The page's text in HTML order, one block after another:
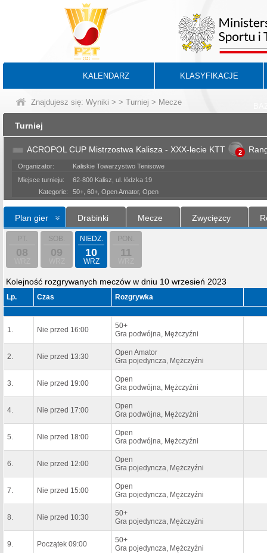
KALENDARZ KLASYFIKACJE
Znajdujesz się: Wyniki > > Turniej > Mecze
Turniej
ACROPOL CUP Mistrzostwa Kalisza - XXX-lecie KTT 2
Organizator:
Kaliskie Towarzystwo Tenisowe
Miejsce turnieju:
62-800 Kalisz, ul. łódzka 19
Kategorie:
50+, 60+, Open Amator, Open
Plan gier Drabinki Mecze Zwycięzcy
PT.
08
SOB.
09
NIEDZ.
10
WRZ
PON.
11
Kolejność rozgrywanych meczów w dniu 10 wrzesień 2023
Lp. Czas Rozgrywka
1. Nie przed 16:00
50+
Gra podwójna, Mężczyźni
2. Nie przed 13:30
Open Amator
Gra pojedyncza, Mężczyźni
3. Nie przed 19:00
Open
Gra podwójna, Mężczyźni
4. Nie przed 17:00
Open
Gra podwójna, Mężczyźni
5. Nie przed 18:00
Open
Gra podwójna, Mężczyźni
6. Nie przed 12:00
Open
Gra pojedyncza, Mężczyźni
7. Nie przed 15:00
Open
Gra pojedyncza, Mężczyźni
8. Nie przed 10:30
50+
Gra pojedyncza, Mężczyźni
9. Początek 09:00
50+
Gra pojedyncza, Mężczyźni